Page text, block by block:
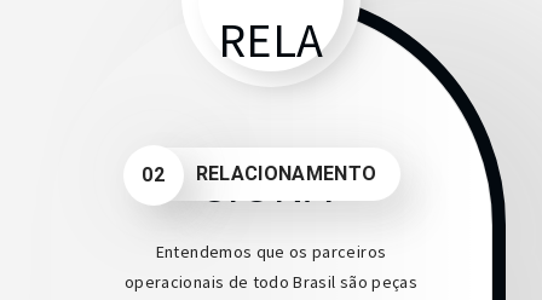
02 RELACIONAMENTO
Entendemos que os parceiros
operacionais de todo Brasil são peças